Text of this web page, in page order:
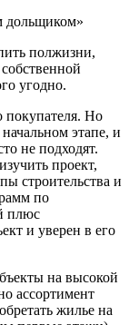
дольщиком»
полжизни,
угодно.
покупателя. Но
этапе, и
не подходят.
проект,
строительства и
по
плюс
и уверен в его
на высокой
ассортимент
жилье на